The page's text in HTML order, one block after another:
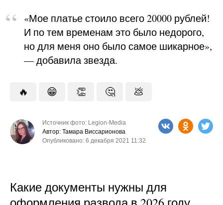
«Мое платье стоило всего 20000 рублей!
И по тем временам это было недорого,
но для меня оно было самое шикарное»,
— добавила звезда.
🔥 😁 👏 🤔 💩
Источник фото: Legion-Media
Автор: Тамара Виссарионова
Опубликовано: 6 декабря 2021 11:32
Какие документы нужны для